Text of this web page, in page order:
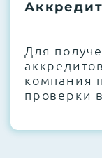
Этап 4:
нагрузкой в
проверки
Для
компания
проверки